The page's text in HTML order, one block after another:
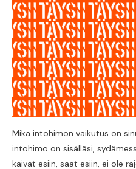
Mikä intohimon vaikutus on
intohimo on sisälläsi,
kaivat esiin, saat esiin, ei ole